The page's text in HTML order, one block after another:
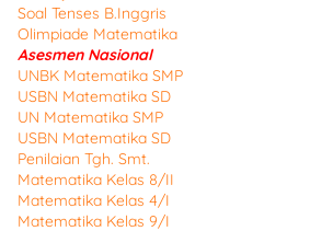
Soal Tenses B.Inggris
Olimpiade Matematika
Asesmen Nasional
UNBK Matematika SMP
USBN Matematika SD
UN Matematika SMP
USBN Matematika SD
Penilaian Tgh. Smt.
Matematika Kelas 8/II
Matematika Kelas 4/I
Matematika Kelas 9/I